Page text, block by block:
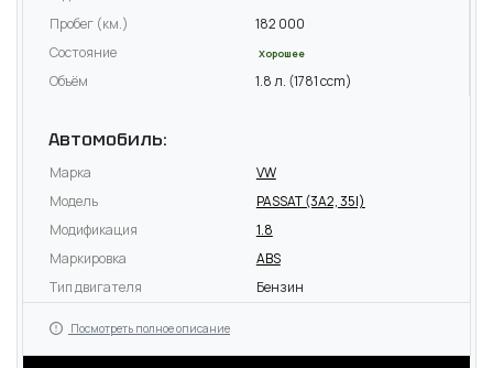
Пробег (км.)
182 000
Состояние
Хорошее
Объём 1.8 л. (1781 ccm)
Автомобиль:
Марка
VW
Модель
PASSAT (3A2, 35I)
Модификация
1.8
Маркировка
ABS
Тип двигателя
Бензин
Посмотреть полное описание